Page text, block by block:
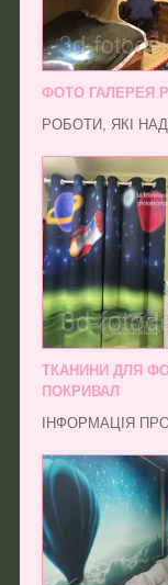
ФОТО ГАЛЕРЕЯ
РОБОТИ, ЯКІ
ТКАНИНИ ДЛЯ
ПОКРИВАЛ
ІНФОРМАЦІЯ